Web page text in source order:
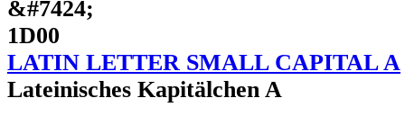
&#7424;
1D00
LATIN LETTER SMALL CAPITAL A
Lateinisches Kapitälchen A